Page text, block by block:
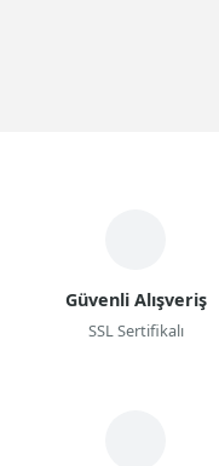
Güvenli Alışveriş
SSL Sertifikalı